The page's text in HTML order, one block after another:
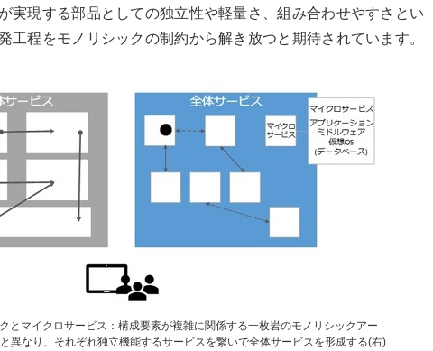
実現する部品としての独立性や軽量さ、組み合わせやすさとい
工程をモノリシックの制約から解き放つと期待されています。
とマイクロサービス：構成要素が複雑に関係する一枚岩のモノリシックアー
異なり、それぞれ独立機能するサービスを繋いで全体サービスを形成する(右)